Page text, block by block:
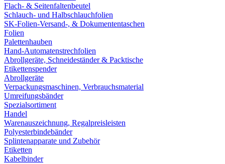
Flach- & Seitenfaltenbeutel
Schlauch- und Halbschlauchfolien
SK-Folien-Versand-, & Dokumententaschen
Folien
Palettenhauben
Hand-Automatenstrechfolien
Abrollgeräte, Schneideständer & Packtische
Etikettenspender
Abrollgeräte
Verpackungsmaschinen, Verbrauchsmaterial
Umreifungsbänder
Spezialsortiment
Handel
Warenauszeichnung, Regalpreisleisten
Polyesterbindebänder
Splintenapparate und Zubehör
Etiketten
Kabelbinder